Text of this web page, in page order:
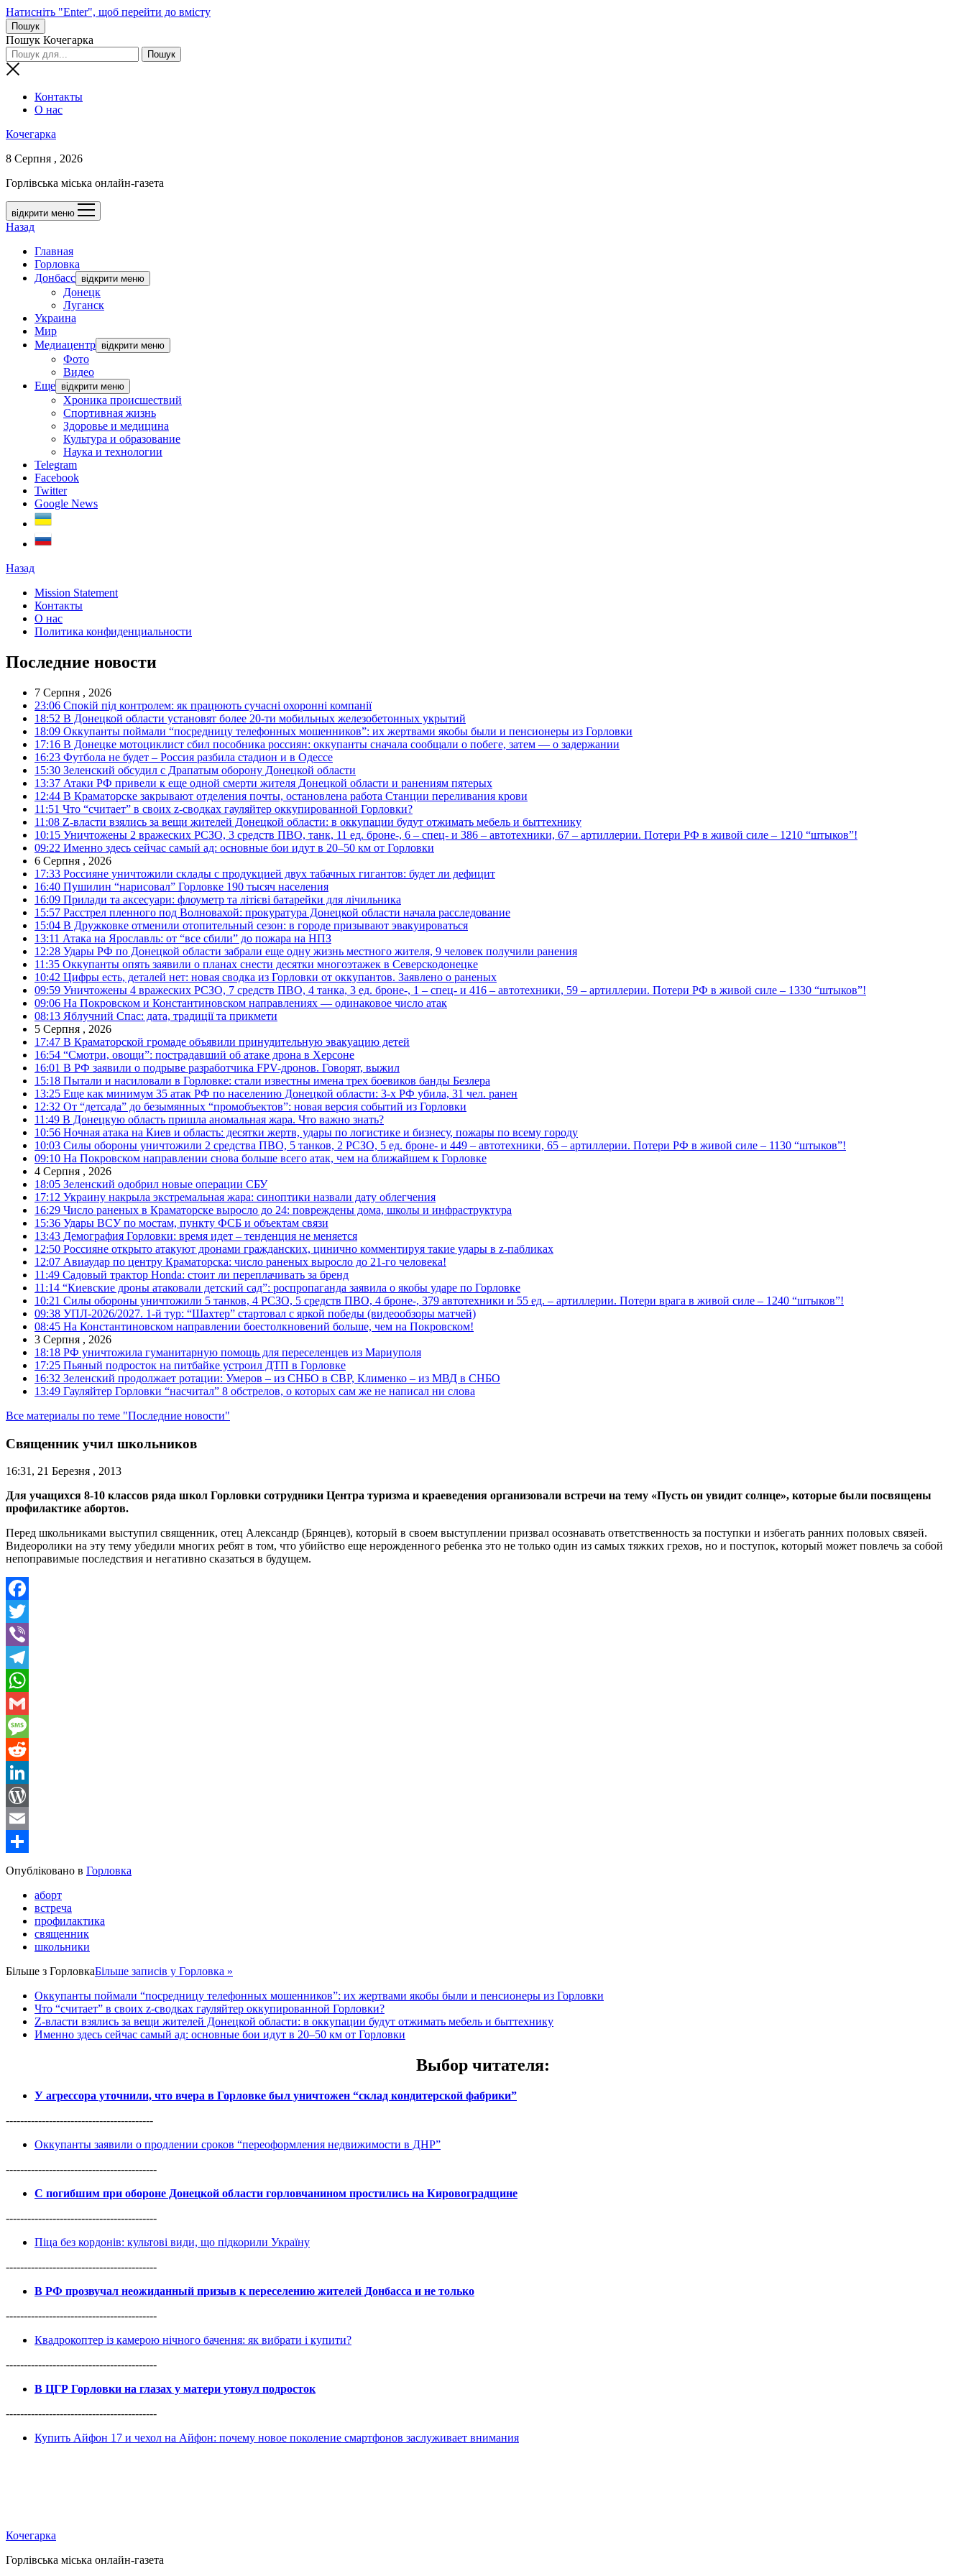
Натисніть "Enter", щоб перейти до вмісту
Пошук
Пошук Кочегарка
Контакты
О нас
Кочегарка
8 Серпня , 2026
Горлівська міська онлайн-газета
відкрити меню
Назад
Главная
Горловка
Донбасс відкрити меню
Донецк
Луганск
Украина
Мир
Медиацентр відкрити меню
Фото
Видео
Еще відкрити меню
Хроника происшествий
Спортивная жизнь
Здоровье и медицина
Культура и образование
Наука и технологии
Telegram
Facebook
Twitter
Google News
Назад
Mission Statement
Контакты
О нас
Политика конфиденциальности
Последние новости
7 Серпня , 2026
23:06 Спокій під контролем: як працюють сучасні охоронні компанії
18:52 В Донецкой области установят более 20-ти мобильных железобетонных укрытий
18:09 Оккупанты поймали “посредницу телефонных мошенников”: их жертвами якобы были и пенсионеры из Горловки
17:16 В Донецке мотоциклист сбил пособника россиян: оккупанты сначала сообщали о побеге, затем — о задержании
16:23 Футбола не будет – Россия разбила стадион и в Одессе
15:30 Зеленский обсудил с Драпатым оборону Донецкой области
13:37 Атаки РФ привели к еще одной смерти жителя Донецкой области и ранениям пятерых
12:44 В Краматорске закрывают отделения почты, остановлена работа Станции переливания крови
11:51 Что “считает” в своих z-сводках гауляйтер оккупированной Горловки?
11:08 Z-власти взялись за вещи жителей Донецкой области: в оккупации будут отжимать мебель и быттехнику
10:15 Уничтожены 2 вражеских РСЗО, 3 средств ПВО, танк, 11 ед. броне-, 6 – спец- и 386 – автотехники, 67 – артиллерии. Потери РФ в живой силе – 1210 “штыков”!
09:22 Именно здесь сейчас самый ад: основные бои идут в 20–50 км от Горловки
6 Серпня , 2026
17:33 Россияне уничтожили склады с продукцией двух табачных гигантов: будет ли дефицит
16:40 Пушилин “нарисовал” Горловке 190 тысяч населения
16:09 Прилади та аксесуари: флоуметр та літієві батарейки для лічильника
15:57 Расстрел пленного под Волновахой: прокуратура Донецкой области начала расследование
15:04 В Дружковке отменили отопительный сезон: в городе призывают эвакуироваться
13:11 Атака на Ярославль: от “все сбили” до пожара на НПЗ
12:28 Удары РФ по Донецкой области забрали еще одну жизнь местного жителя, 9 человек получили ранения
11:35 Оккупанты опять заявили о планах снести десятки многоэтажек в Северскодонецке
10:42 Цифры есть, деталей нет: новая сводка из Горловки от оккупантов. Заявлено о раненых
09:59 Уничтожены 4 вражеских РСЗО, 7 средств ПВО, 4 танка, 3 ед. броне-, 1 – спец- и 416 – автотехники, 59 – артиллерии. Потери РФ в живой силе – 1330 “штыков”!
09:06 На Покровском и Константиновском направлениях — одинаковое число атак
08:13 Яблучний Спас: дата, традиції та прикмети
5 Серпня , 2026
17:47 В Краматорской громаде объявили принудительную эвакуацию детей
16:54 “Смотри, овощи”: пострадавший об атаке дрона в Херсоне
16:01 В РФ заявили о подрыве разработчика FPV-дронов. Говорят, выжил
15:18 Пытали и насиловали в Горловке: стали известны имена трех боевиков банды Безлера
13:25 Еще как минимум 35 атак РФ по населению Донецкой области: 3-х РФ убила, 31 чел. ранен
12:32 От “детсада” до безымянных “промобъектов”: новая версия событий из Горловки
11:49 В Донецкую область пришла аномальная жара. Что важно знать?
10:56 Ночная атака на Киев и область: десятки жертв, удары по логистике и бизнесу, пожары по всему городу
10:03 Силы обороны уничтожили 2 средства ПВО, 5 танков, 2 РСЗО, 5 ед. броне- и 449 – автотехники, 65 – артиллерии. Потери РФ в живой силе – 1130 “штыков”!
09:10 На Покровском направлении снова больше всего атак, чем на ближайшем к Горловке
4 Серпня , 2026
18:05 Зеленский одобрил новые операции СБУ
17:12 Украину накрыла экстремальная жара: синоптики назвали дату облегчения
16:29 Число раненых в Краматорске выросло до 24: повреждены дома, школы и инфраструктура
15:36 Удары ВСУ по мостам, пункту ФСБ и объектам связи
13:43 Демография Горловки: время идет – тенденция не меняется
12:50 Россияне открыто атакуют дронами гражданских, цинично комментируя такие удары в z-пабликах
12:07 Авиаудар по центру Краматорска: число раненых выросло до 21-го человека!
11:49 Садовый трактор Honda: стоит ли переплачивать за бренд
11:14 “Киевские дроны атаковали детский сад”: роспропаганда заявила о якобы ударе по Горловке
10:21 Силы обороны уничтожили 5 танков, 4 РСЗО, 5 средств ПВО, 4 броне-, 379 автотехники и 55 ед. – артиллерии. Потери врага в живой силе – 1240 “штыков”!
09:38 УПЛ-2026/2027. 1-й тур: “Шахтер” стартовал с яркой победы (видеообзоры матчей)
08:45 На Константиновском направлении боестолкновений больше, чем на Покровском!
3 Серпня , 2026
18:18 РФ уничтожила гуманитарную помощь для переселенцев из Мариуполя
17:25 Пьяный подросток на питбайке устроил ДТП в Горловке
16:32 Зеленский продолжает ротации: Умеров – из СНБО в СВР, Клименко – из МВД в СНБО
13:49 Гауляйтер Горловки “насчитал” 8 обстрелов, о которых сам же не написал ни слова
Все материалы по теме "Последние новости"
Священник учил школьников
16:31, 21 Березня , 2013
Для учащихся 8-10 классов ряда школ Горловки сотрудники Центра туризма и краеведения организовали встречи на тему «Пусть он увидит солнце», которые были посвящены
профилактике абортов.
Перед школьниками выступил священник, отец Александр (Брянцев), который в своем выступлении призвал осознавать ответственность за поступки и избегать ранних половых связей.
Видеоролики на эту тему убедили многих ребят в том, что убийство еще нерожденного ребенка это не только один из самых тяжких грехов, но и поступок, который может повлечь за собой
непоправимые последствия и негативно сказаться в будущем.
Facebook
Twitter
Viber
Telegram
WhatsApp
Gmail
Message
Reddit
LinkedIn
WordPress
Email
Share
Опубліковано в Горловка
аборт
встреча
профилактика
священник
школьники
Більше з ГорловкаБільше записів у Горловка »
Оккупанты поймали “посредницу телефонных мошенников”: их жертвами якобы были и пенсионеры из Горловки
Что “считает” в своих z-сводках гауляйтер оккупированной Горловки?
Z-власти взялись за вещи жителей Донецкой области: в оккупации будут отжимать мебель и быттехнику
Именно здесь сейчас самый ад: основные бои идут в 20–50 км от Горловки
Выбор читателя:
У агрессора уточнили, что вчера в Горловке был уничтожен “склад кондитерской фабрики”
-----------------------------------------
Оккупанты заявили о продлении сроков “переоформления недвижимости в ДНР”
------------------------------------------
С погибшим при обороне Донецкой области горловчанином простились на Кировоградщине
------------------------------------------
Піца без кордонів: культові види, що підкорили Україну
------------------------------------------
В РФ прозвучал неожиданный призыв к переселению жителей Донбасса и не только
------------------------------------------
Квадрокоптер із камерою нічного бачення: як вибрати і купити?
------------------------------------------
В ЦГР Горловки на глазах у матери утонул подросток
------------------------------------------
Купить Айфон 17 и чехол на Айфон: почему новое поколение смартфонов заслуживает внимания
Кочегарка
Горлівська міська онлайн-газета